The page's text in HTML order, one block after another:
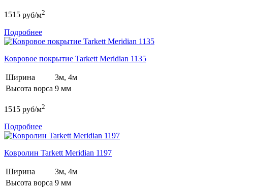
1515 руб/м2
Подробнее
Ковровое покрытие Tarkett Meridian 1135
Ширина
3м, 4м
Высота ворса 9 мм
1515 руб/м2
Подробнее
Ковролин Tarkett Meridian 1197
Ширина
3м, 4м
Высота ворса 9 мм